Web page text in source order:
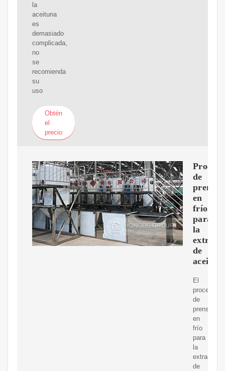
la
aceituna
es
demasiado
complicada,
no
se
recomienda
su
uso
Obtén
el
precio
Proceso
de
en
frío
para
la
de
aceite
El
proceso
de
prensado
en
frío
para
la
extracción
de